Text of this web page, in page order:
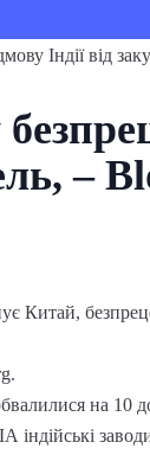
–
Китай,
на 10